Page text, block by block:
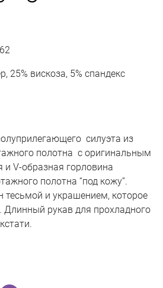
25% вискоза, 5% спандекс
силуэта из
полотна с оригинальным
и V-образная горловина
полотна “под кожу”.
тесьмой и украшением, которое
Длинный рукав для прохладного